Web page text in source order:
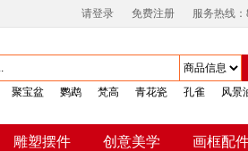
请登录 免费注册 服务热线：
聚宝盆 鹦鹉 梵高 青花瓷 孔雀 风景
雕塑摆件 创意美学 画框配